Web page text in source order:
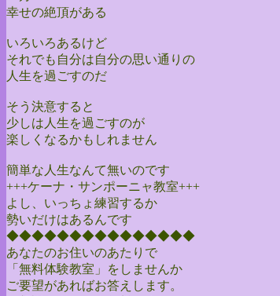
幸せの絶頂がある
いろいろあるけど
それでも自分は自分の思い通りの
人生を過ごすのだ
そう決意すると
少しは人生を過ごすのが
楽しくなるかもしれません
簡単な人生なんて無いのです
+++ケーナ・サンポーニャ教室+++
よし、いっちょ練習するか
勢いだけはあるんです
◆◆◆◆◆◆◆◆◆◆◆◆◆◆◆
あなたのお住いのあたりで
「無料体験教室」をしませんか
ご要望があればお答えします。